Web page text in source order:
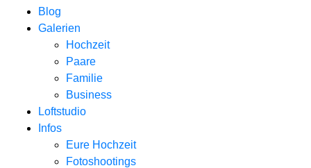
Blog
Galerien
Hochzeit
Paare
Familie
Business
Loftstudio
Infos
Eure Hochzeit
Fotoshootings